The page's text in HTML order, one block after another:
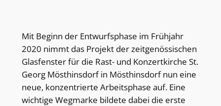
Mit Beginn der Entwurfsphase im Frühjahr
2020 nimmt das Projekt der zeitgenössischen
Glasfenster für die Rast- und Konzertkirche St.
Georg Mösthinsdorf in Mösthinsdorf nun eine
neue, konzentrierte Arbeitsphase auf. Eine
wichtige Wegmarke bildete dabei die erste